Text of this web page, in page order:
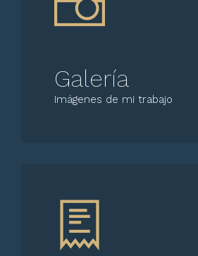
Galería
Imágenes de mi trabajo